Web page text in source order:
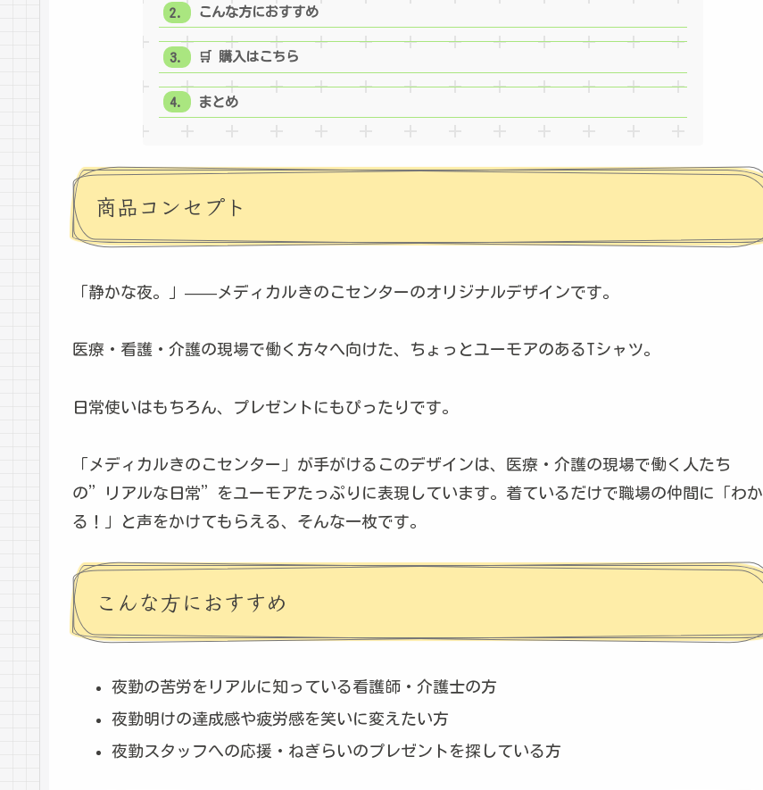
こんな方におすすめ
🛒 購入はこちら
まとめ
商品コンセプト
「静かな夜。」——メディカルきのこセンターのオリジナルデザインです。
医療・看護・介護の現場で働く方々へ向けた、ちょっとユーモアのあるTシャツ。
日常使いはもちろん、プレゼントにもぴったりです。
「メディカルきのこセンター」が手がけるこのデザインは、医療・介護の現場で働く人たち
の”リアルな日常”をユーモアたっぷりに表現しています。着ているだけで職場の仲間に「わか
る！」と声をかけてもらえる、そんな一枚です。
こんな方におすすめ
夜勤の苦労をリアルに知っている看護師・介護士の方
夜勤明けの達成感や疲労感を笑いに変えたい方
夜勤スタッフへの応援・ねぎらいのプレゼントを探している方